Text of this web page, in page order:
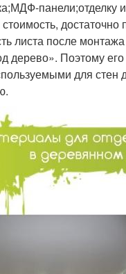
панели;отделку
листа после
дерево». Поэтому
для стен